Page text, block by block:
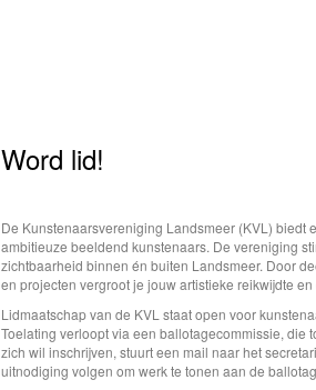
Word lid!
De Kunstenaarsvereniging Landsmeer (KVL) biedt
ambitieuze beeldend kunstenaars. De vereniging
zichtbaarheid binnen én buiten Landsmeer. Door
en projecten vergroot je jouw artistieke reikwijdte
Lidmaatschap van de KVL staat open voor
Toelating verloopt via een ballotagecommissie, die
zich wil inschrijven, stuurt een mail naar het
uitnodiging volgen om werk te tonen aan de